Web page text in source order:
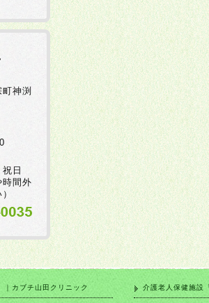
神渕
日
時間外
｜カブチ山田クリニック 介護老人保健施設